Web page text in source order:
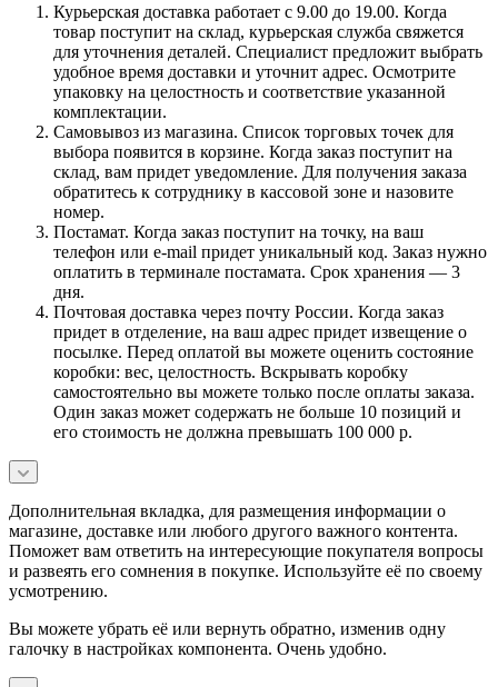
Курьерская доставка работает с 9.00 до 19.00. Когда
товар поступит на склад, курьерская служба свяжется
для уточнения деталей. Специалист предложит выбрать
удобное время доставки и уточнит адрес. Осмотрите
упаковку на целостность и соответствие указанной
комплектации.
Самовывоз из магазина. Список торговых точек для
выбора появится в корзине. Когда заказ поступит на
склад, вам придет уведомление. Для получения заказа
обратитесь к сотруднику в кассовой зоне и назовите
номер.
Постамат. Когда заказ поступит на точку, на ваш
телефон или e-mail придет уникальный код. Заказ нужно
оплатить в терминале постамата. Срок хранения — 3
дня.
Почтовая доставка через почту России. Когда заказ
придет в отделение, на ваш адрес придет извещение о
посылке. Перед оплатой вы можете оценить состояние
коробки: вес, целостность. Вскрывать коробку
самостоятельно вы можете только после оплаты заказа.
Один заказ может содержать не больше 10 позиций и
его стоимость не должна превышать 100 000 р.
Дополнительная вкладка, для размещения информации о
магазине, доставке или любого другого важного контента.
Поможет вам ответить на интересующие покупателя вопросы
и развеять его сомнения в покупке. Используйте её по своему
усмотрению.
Вы можете убрать её или вернуть обратно, изменив одну
галочку в настройках компонента. Очень удобно.